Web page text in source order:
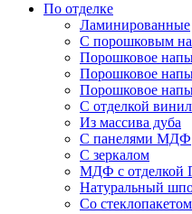
По отделке
Ламинированные
С порошковым
Порошковое
Порошковое
Порошковое
С отделкой
Из массива дуба
С панелями МДФ
С зеркалом
МДФ с отделкой
Натуральный
Со